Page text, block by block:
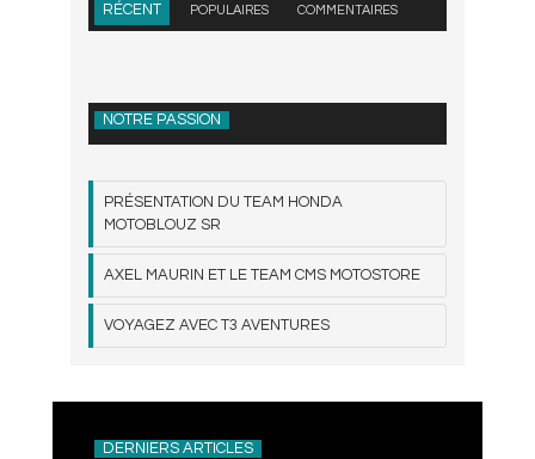
RÉCENT POPULAIRES COMMENTAIRES
NOTRE PASSION
PRÉSENTATION DU TEAM HONDA
MOTOBLOUZ SR
AXEL MAURIN ET LE TEAM CMS MOTOSTORE
VOYAGEZ AVEC T3 AVENTURES
DERNIERS ARTICLES